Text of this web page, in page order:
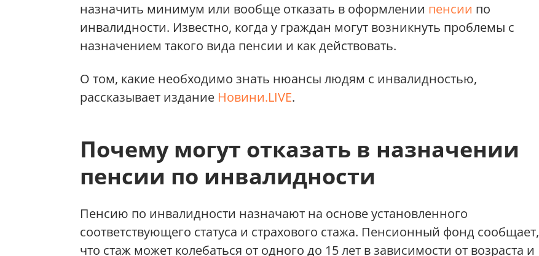
назначить минимум или вообще отказать в оформлении пенсии по
инвалидности. Известно, когда у граждан могут возникнуть проблемы с
назначением такого вида пенсии и как действовать.
О том, какие необходимо знать нюансы людям с инвалидностью,
рассказывает издание Новини.LIVE.
Почему могут отказать в назначении
пенсии по инвалидности
Пенсию по инвалидности назначают на основе установленного
соответствующего статуса и страхового стажа. Пенсионный фонд сообщает,
что стаж может колебаться от одного до 15 лет в зависимости от возраста и